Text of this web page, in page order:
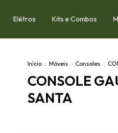
Elétros Kits e Combos
Início . Móveis . Consoles .
CONSOLE
SANTA